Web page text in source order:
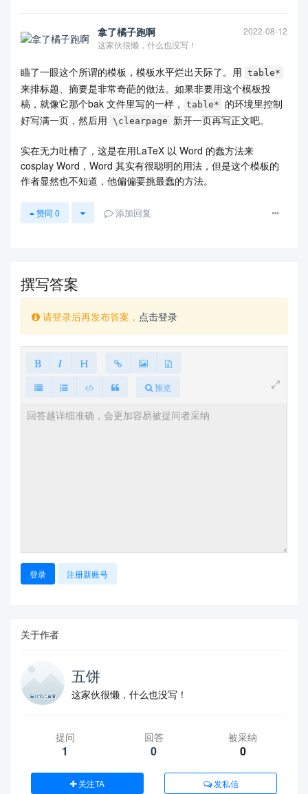
拿了橘子跑啊
2022-08-12
这家伙很懒，什么也没写！
瞄了一眼这个所谓的模板，模板水平烂出天际了。用 table*
来排标题、摘要是非常奇葩的做法。如果非要用这个模板投
稿，就像它那个bak 文件里写的一样，
table*
的环境里控制
好写满一页，然后用 \clearpage 新开一页再写正文吧。
实在无力吐槽了，这是在用LaTeX 以 Word 的蠢方法来
cosplay Word，Word 其实有很聪明的用法，但是这个模板的
作者显然也不知道，他偏偏要挑最蠢的方法。
赞同 0 添加回复
撰写答案
请登录后再发布答案， 点击登录
预览
登录 注册新账号
关于作者
五饼
这家伙很懒，什么也没写！
提问
1
回答
0
被采纳
0
关注TA 发私信